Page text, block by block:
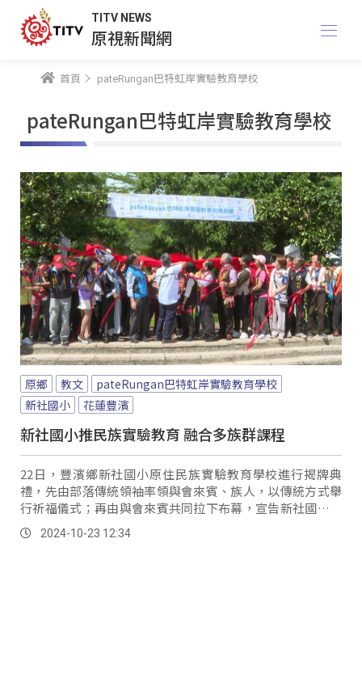
TITV NEWS
原視新聞網
首頁 pateRungan巴特虹岸實驗教育學校
pateRungan巴特虹岸實驗教育學校
原鄉 教文
pateRungan巴特虹岸實驗教育學校
新社國小
花蓮豐濱
新社國小推民族實驗教育 融合多族群課程
22日，豐濱鄉新社國小原住民族實驗教育學校進行揭牌典
禮，先由部落傳統領袖率領與會來賓、族人，以傳統方式舉
行祈福儀式；再由與會來賓共同拉下布幕，宣告新社國小正
式轉型為pateRungan巴特虹岸實驗教育學校。
2024-10-23 12:34